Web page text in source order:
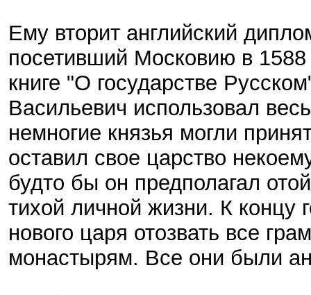
Ему вторит английский
посетивший Московию в 1588
книге "О государстве
Васильевич использовал
немногие князья могли
оставил свое царство
будто бы он предполагал
тихой личной жизни. К концу
нового царя отозвать все
монастырям. Все они были